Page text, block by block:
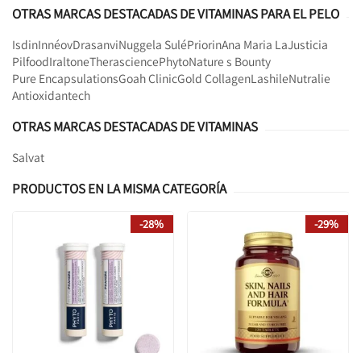
OTRAS MARCAS DESTACADAS DE VITAMINAS PARA EL PELO
IsdinInnéovDrasanviNuggela SuléPriorinAna Maria LaJusticia
PilfoodIraltoneTherasciencePhytoNature s Bounty
Pure EncapsulationsGoah ClinicGold CollagenLashileNutralie
Antioxidantech
OTRAS MARCAS DESTACADAS DE VITAMINAS
Salvat
PRODUCTOS EN LA MISMA CATEGORÍA
-28% -29%